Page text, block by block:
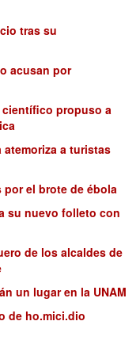
tras su
acusan por
propuso a
atemoriza a turistas
por el brote de ébola
su nuevo folleto con
de los alcaldes de
un lugar en la UNAM
de ho.mici.dio